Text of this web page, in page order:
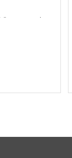
riadu,
dome, vrá...